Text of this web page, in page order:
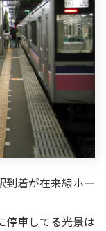
到着が在来線ホー
停車してる光景は